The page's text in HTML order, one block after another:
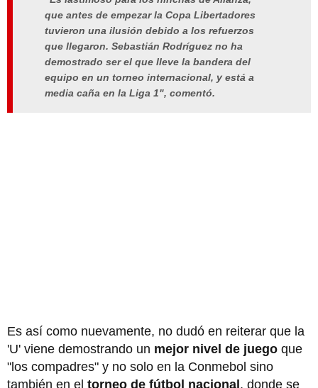
que antes de empezar la Copa Libertadores
tuvieron una ilusión debido a los refuerzos
que llegaron. Sebastián Rodríguez no ha
demostrado ser el que lleve la bandera del
equipo en un torneo internacional, y está a
media caña en la Liga 1", comentó.
Es así como nuevamente, no dudó en reiterar que la
'U' viene demostrando un mejor nivel de juego que
"los compadres" y no solo en la Conmebol sino
también en el torneo de fútbol nacional, donde se